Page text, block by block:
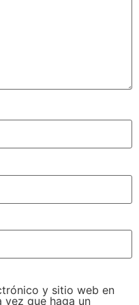
y sitio web en
vez que haga un